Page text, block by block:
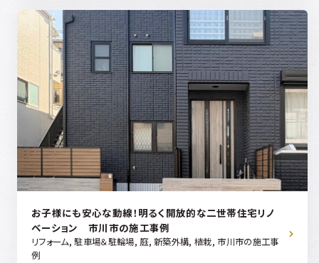
お子様にも安心な動線！明るく開放的な二世帯住宅リノ
ベーション 市川市の施工事例
リフォーム, 駐車場＆駐輪場, 庭, 新築外構, 植栽, 市川市の施工事
例